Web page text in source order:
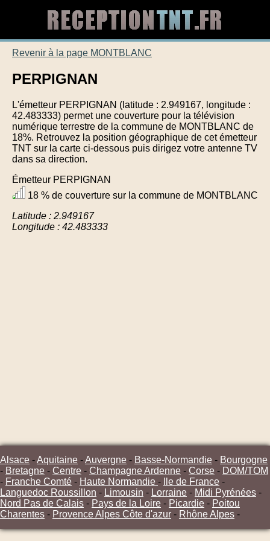
Revenir à la page MONTBLANC
PERPIGNAN
L'émetteur PERPIGNAN (latitude : 2.949167, longitude :
42.483333) permet une couverture pour la télévision
numérique terrestre de la commune de MONTBLANC de
18%. Retrouvez la position géographique de cet émetteur
TNT sur la carte ci-dessous puis dirigez votre antenne TV
dans sa direction.
Émetteur PERPIGNAN
18 % de couverture sur la commune de MONTBLANC
Latitude : 2.949167
Longitude : 42.483333
Alsace -Aquitaine -Auvergne - Basse-Normandie - Bourgogne
- Bretagne - Centre - Champagne Ardenne - Corse - DOM/TOM
- Franche Comté - Haute Normandie - Ile de France -
Languedoc Roussillon - Limousin - Lorraine - Midi Pyrénées -
Nord Pas de Calais - Pays de la Loire - Picardie - Poitou
Charentes - Provence Alpes Côte d'azur - Rhône Alpes -